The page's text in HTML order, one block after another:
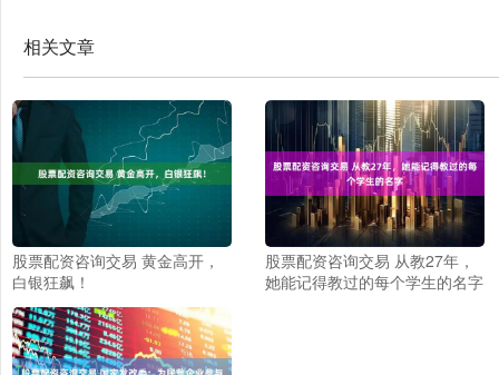
相关文章
股票配资咨询交易 黄金高开，
白银狂飙！
股票配资咨询交易 从教27年，
她能记得教过的每个学生的名字